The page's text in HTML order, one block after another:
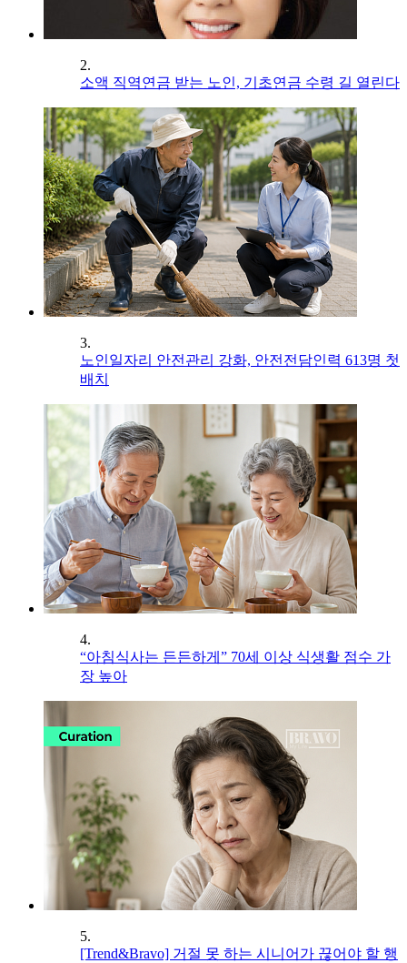
2.
소액 직역연금 받는 노인, 기초연금 수령 길 열린다
3.
노인일자리 안전관리 강화, 안전전담인력 613명 첫
배치
4.
“아침식사는 든든하게” 70세 이상 식생활 점수 가
장 높아
5.
[Trend&Bravo] 거절 못 하는 시니어가 끊어야 할 행